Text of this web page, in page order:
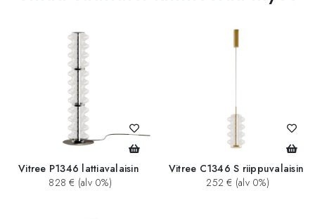
Vitree P1346 lattiavalaisin
828 € (alv 0%)
Vitree C1346 S riippuvalaisin
252 € (alv 0%)